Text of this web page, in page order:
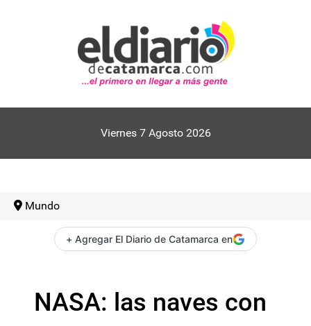
Viernes 7 Agosto 2026
Mundo
+ Agregar El Diario de Catamarca en
NASA: las naves con